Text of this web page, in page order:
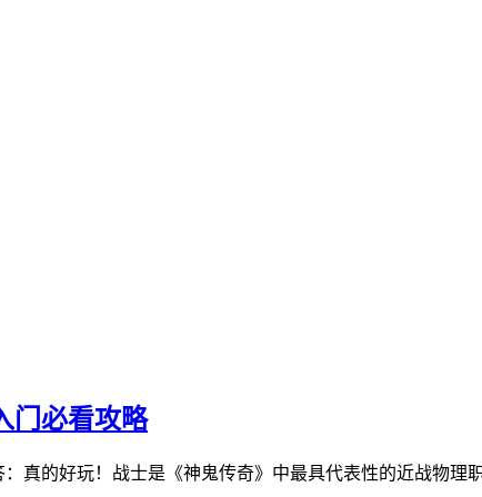
门必看攻略
真的好玩！战士是《神鬼传奇》中最具代表性的近战物